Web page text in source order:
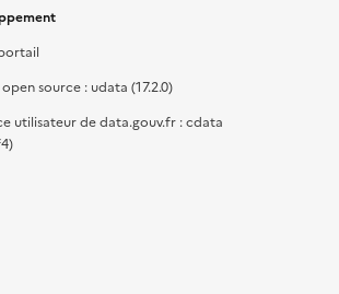
source : udata (17.2.0)
utilisateur de data.gouv.fr : cdata